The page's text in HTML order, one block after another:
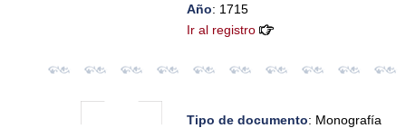
Año: 1715
Ir al registro
Tipo de documento: Monografía